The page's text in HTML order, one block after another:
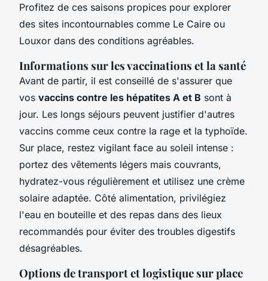
Profitez de ces saisons propices pour explorer
des sites incontournables comme Le Caire ou
Louxor dans des conditions agréables.
Informations sur les vaccinations et la santé
Avant de partir, il est conseillé de s'assurer que
vos vaccins contre les hépatites A et B sont à
jour. Les longs séjours peuvent justifier d'autres
vaccins comme ceux contre la rage et la typhoïde.
Sur place, restez vigilant face au soleil intense :
portez des vêtements légers mais couvrants,
hydratez-vous régulièrement et utilisez une crème
solaire adaptée. Côté alimentation, privilégiez
l'eau en bouteille et des repas dans des lieux
recommandés pour éviter des troubles digestifs
désagréables.
Options de transport et logistique sur place